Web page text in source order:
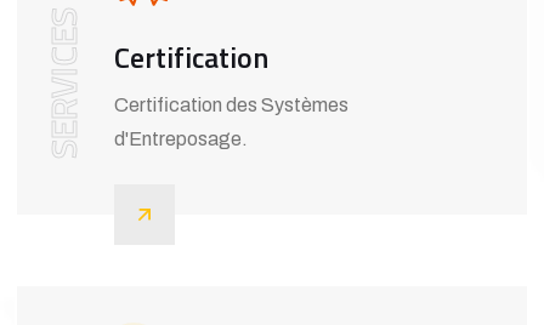
SERVICES - 05 Certification
Certification des Systèmes
d'Entreposage.